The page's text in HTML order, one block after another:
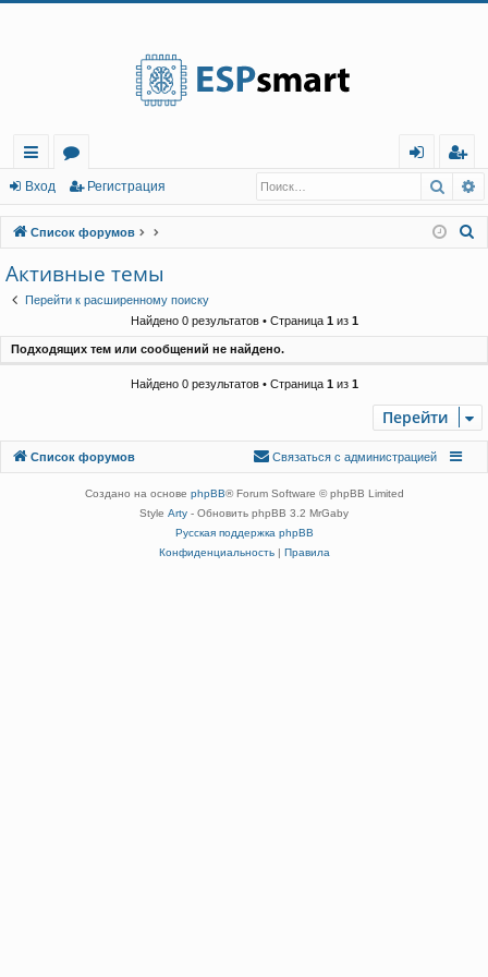
с
ы
лк
и
о
ру
м
ы
д
г
ис
тр
Вход Регистрация
Список форумов
Активные темы
Перейти к расширенному поиску
Найдено 0 результатов • Страница 1из 1
Подходящих тем или сообщений не найдено.
Найдено 0 результатов • Страница 1из 1
Перейти
Список форумов
Связаться с
Связаться с администрацией
Создано на основе phpBB® Forum Software © phpBB Limited
Style Arty - Обновить phpBB 3.2 MrGaby
Русская поддержка phpBB
Конфиденциальность| Правила